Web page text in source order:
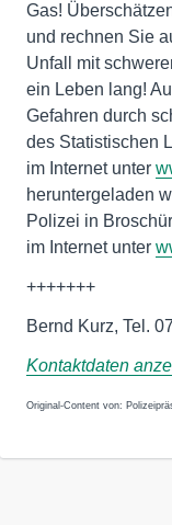
Gas!
und rechnen Sie
Unfall mit
ein Leben lang!
Gefahren durch
des Statistischen
im Internet unter
heruntergeladen
Polizei in
im Internet unter
+++++++
Bernd Kurz, Tel.
Kontaktdaten
Original-Content von: